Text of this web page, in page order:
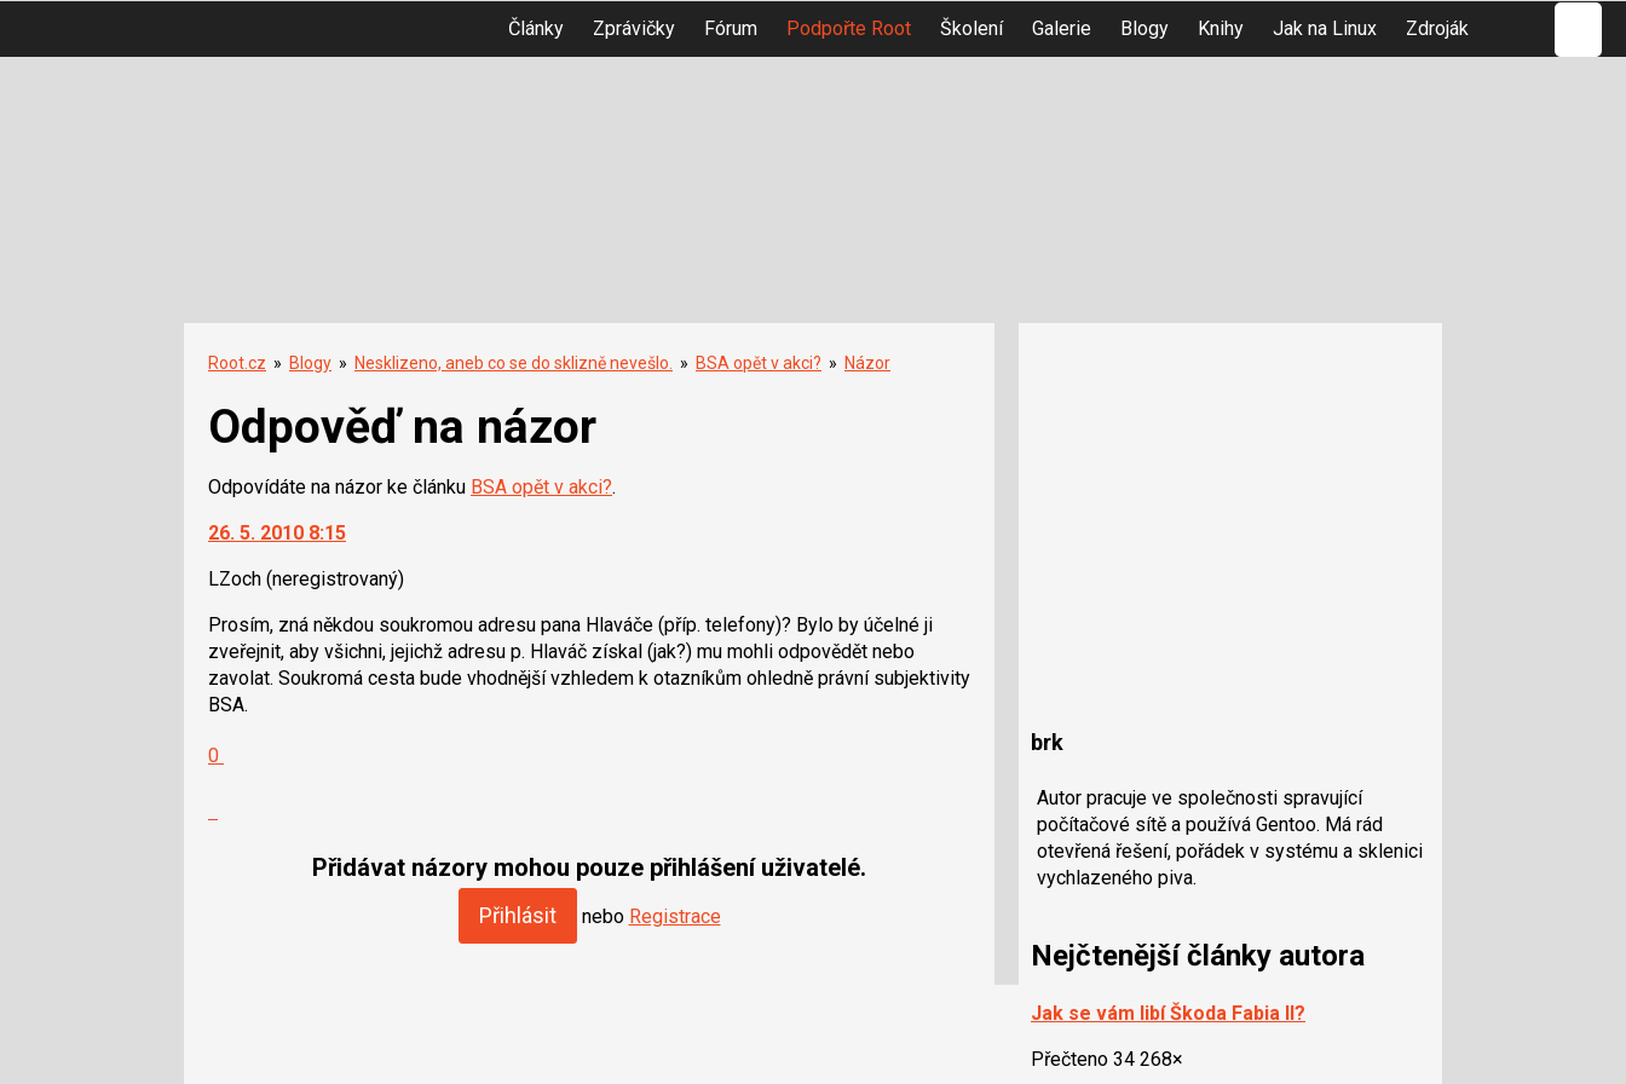
Články Zprávičky Fórum Podpořte Root Školení Galerie Blogy Knihy Jak na Linux Zdroják
Root.cz » Blogy » Nesklizeno, aneb co se do sklizně nevešlo. » BSA opět v akci? » Názor
Odpověď na názor
Odpovídáte na názor ke článku BSA opět v akci?.
26. 5. 2010 8:15
LZoch (neregistrovaný)
Prosím, zná někdou soukromou adresu pana Hlaváče (příp. telefony)? Bylo by účelné ji
zveřejnit, aby všichni, jejichž adresu p. Hlaváč získal (jak?) mu mohli odpovědět nebo
zavolat. Soukromá cesta bude vhodnější vzhledem k otazníkům ohledně právní subjektivity
BSA.
0
Přidávat názory mohou pouze přihlášení uživatelé.
Přihlásit nebo Registrace
brk
Autor pracuje ve společnosti spravující
počítačové sítě a používá Gentoo. Má rád
otevřená řešení, pořádek v systému a sklenici
vychlazeného piva.
Nejčtenější články autora
Jak se vám libí Škoda Fabia II?
Přečteno 34 268×